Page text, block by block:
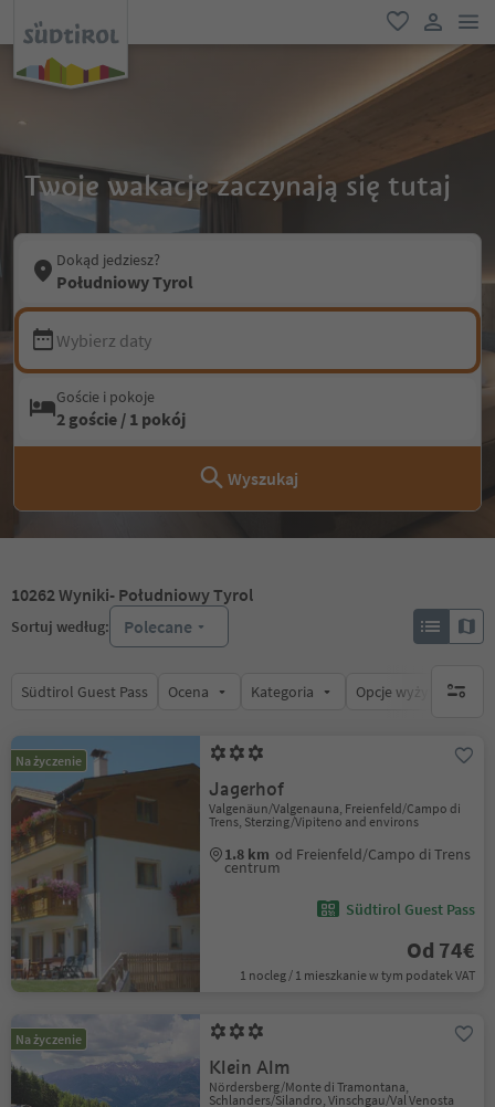
ulubione
link
Twoje wakacje zaczynają się tutaj
Dokąd jedziesz?
Południowy Tyrol
Wybierz daty
Goście i pokoje
2 goście / 1 pokój
Wyszukaj
10262Wyniki- Południowy Tyrol
Sortuj według: Polecane
Südtirol Guest Pass Ocena Kategoria Opcje wyżywieniabrak
Na życzenie
Jagerhof
Valgenäun/Valgenauna, Freienfeld/Campo di
Trens, Sterzing/Vipiteno and environs
1.8 km od Freienfeld/Campo di Trens
centrum
Südtirol Guest Pass
Od 74€
1 nocleg / 1 mieszkanie w tym podatek VAT
Na życzenie
Klein Alm
Nördersberg/Monte di Tramontana,
Schlanders/Silandro, Vinschgau/Val Venosta